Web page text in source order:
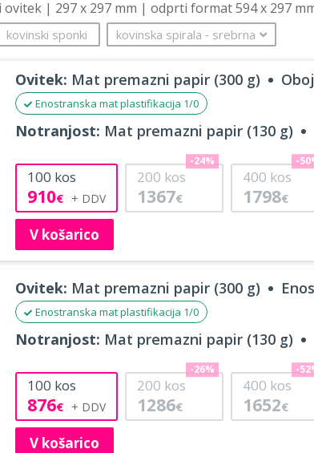
| 297 x 297 mm | odprti format 594 x 297
kovinski sponki kovinska spirala ‐ srebrna
Ovitek: Mat premazni papir (300 g)
Enostranska mat plastifikacija 1/0
Notranjost: Mat premazni papir (130 g)
100 kos
910€
200 kos
1367€
-24%
400 kos
1798€
-
V košarico
Ovitek: Mat premazni papir (300 g)
Enostranska mat plastifikacija 1/0
Notranjost: Mat premazni papir (130 g)
100 kos
876€
200 kos
1286€
-26%
400 kos
1652€
-
V košarico